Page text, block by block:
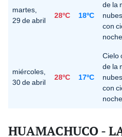
martes,
29 de abril
28ºC 18ºC
de la
con
miércoles,
30 de abril
28ºC 17ºC
Cielo
de la
con
HUAMACHUCO -